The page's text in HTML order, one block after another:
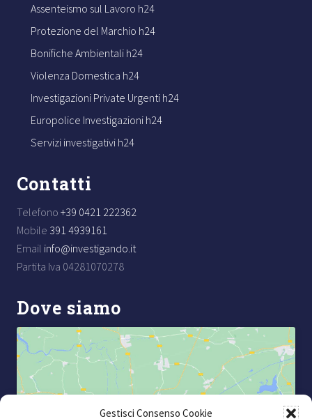
Gestisci Consenso Cookie
Assenteismo sul Lavoro h24
Protezione del Marchio h24
Bonifiche Ambientali h24
Violenza Domestica h24
Investigazioni Private Urgenti h24
Europolice Investigazioni h24
Servizi investigativi h24
Contatti
Telefono +39 0421 222362
Mobile 391 4939161
Email info@investigando.it
Partita Iva 04281070278
Dove siamo